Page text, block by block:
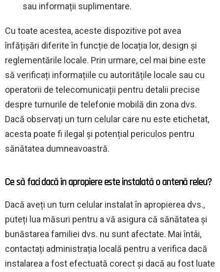
sau informații suplimentare.
Cu toate acestea, aceste dispozitive pot avea
înfățișări diferite în funcție de locația lor, design și
reglementările locale. Prin urmare, cel mai bine este
să verificați informațiile cu autoritățile locale sau cu
operatorii de telecomunicații pentru detalii precise
despre turnurile de telefonie mobilă din zona dvs.
Dacă observați un turn celular care nu este etichetat,
acesta poate fi ilegal și potențial periculos pentru
sănătatea dumneavoastră.
Ce să faci dacă în apropiere este instalată o antenă releu?
Dacă aveți un turn celular instalat în apropierea dvs.,
puteți lua măsuri pentru a vă asigura că sănătatea și
bunăstarea familiei dvs. nu sunt afectate. Mai întâi,
contactați administrația locală pentru a verifica dacă
instalarea a fost efectuată corect și dacă au fost luate